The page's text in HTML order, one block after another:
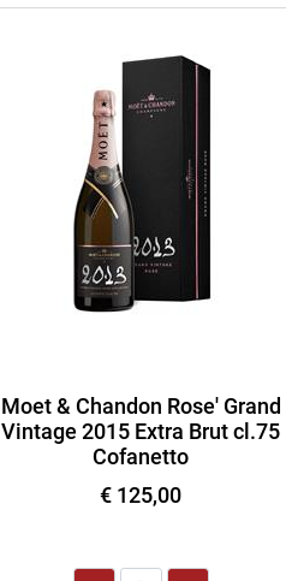
Moet & Chandon Rose' Grand
Vintage 2015 Extra Brut cl.75
Cofanetto
€ 125,00